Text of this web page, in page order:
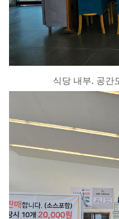
식당 내부. 공간